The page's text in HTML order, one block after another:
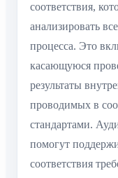
соответствия,
анализировать
процесса. Это
касающуюся
результаты
проводимых в
стандартами.
помогут
соответствия